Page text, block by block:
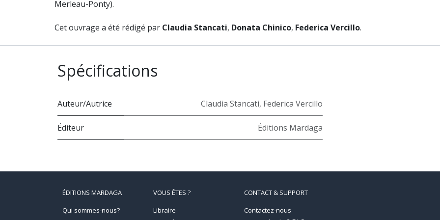
Merleau-Ponty).
Cet ouvrage a été rédigé par Claudia Stancati, Donata Chinico, Federica Vercillo.
Spécifications
Auteur/Autrice Claudia Stancati, Federica Vercillo
Éditeur Éditions Mardaga
VOUS ÊTES ?
Libraire
CONTACT & SUPPORT
Contactez-nous
ÉDITIONS MARDAGA
Qui sommes-nous?